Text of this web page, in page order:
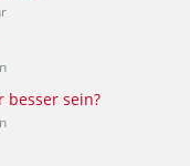
besser sein?